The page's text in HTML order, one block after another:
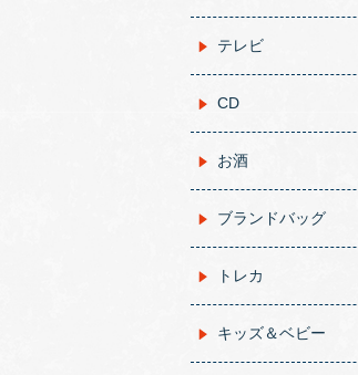
テレビ
CD
お酒
ブランドバッグ
トレカ
キッズ＆ベビー